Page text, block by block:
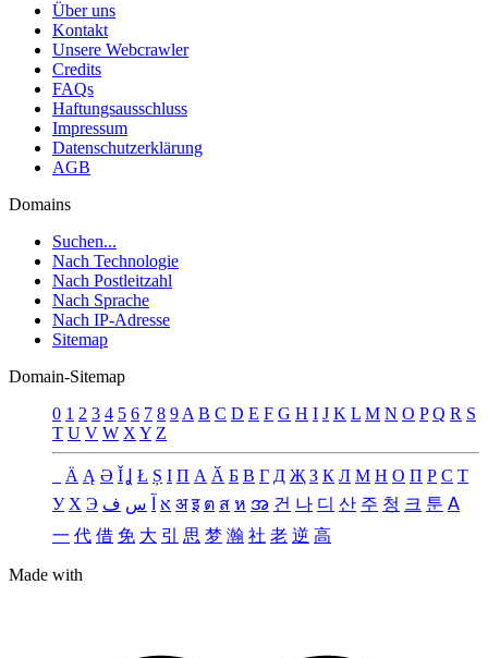
Über uns
Kontakt
Unsere Webcrawler
Credits
FAQs
Haftungsausschluss
Impressum
Datenschutzerklärung
AGB
Domains
Suchen...
Nach Technologie
Nach Postleitzahl
Nach Sprache
Nach IP-Adresse
Sitemap
Domain-Sitemap
0 1 2 3 4 5 6 7 8 9A B C D E F G H I J K L M N O P Q R S
T U V W XY Z
Ä Ą Ə Ǐ Ʝ Ł Ș Ι Π А Ӑ Б В Г Д Җ З К Л М Н О П Р С Т
У Х Э א س ف अ इ ต ส ห အ 건 나 디 산 주 청 크 툰 ꓮ
一 代 借 免 大 引 思 梦 瀚 社 老 逆 高
Made with